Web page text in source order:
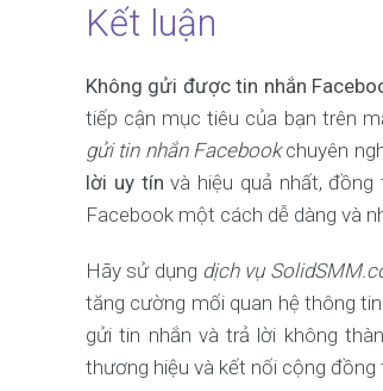
Kết luận
Không gửi được tin nhắn
tiếp cận mục tiêu của bạn trên
gửi tin nhắn Facebookchuyên
lời uy tín và hiệu quả nhất,
Facebook một cách dễ dàng và
Hãy sử dụng dịch vụ
tăng cường mối quan hệ thông
gửi tin nhắn và trả lời không
thương hiệu và kết nối cộng đồng